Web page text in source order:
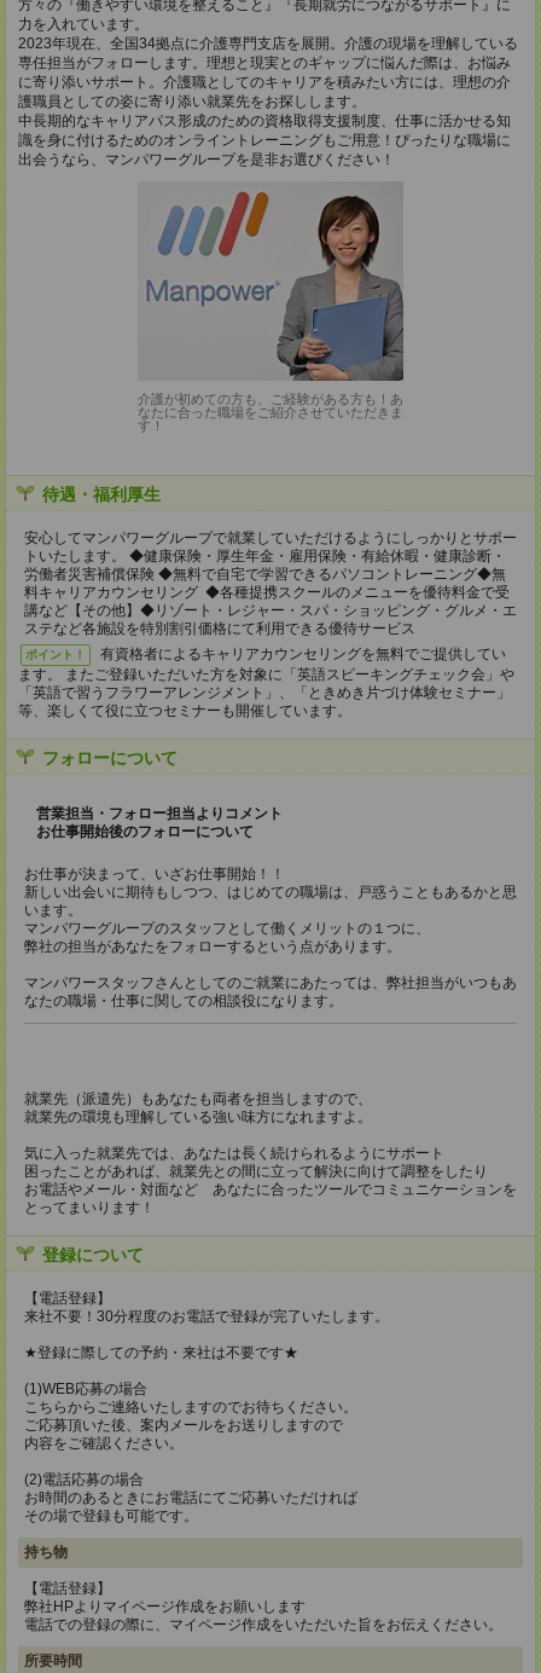
方々の『働きやすい環境を整えること』『長期就労につながるサポート』に
力を入れています。
2023年現在、全国34拠点に介護専門支店を展開。介護の現場を理解している
専任担当がフォローします。理想と現実とのギャップに悩んだ際は、お悩み
に寄り添いサポート。介護職としてのキャリアを積みたい方には、理想の介
護職員としての姿に寄り添い就業先をお探しします。
中長期的なキャリアパス形成のための資格取得支援制度、仕事に活かせる知
識を身に付けるためのオンライントレーニングもご用意！ぴったりな職場に
出会うなら、マンパワーグループを是非お選びください！
介護が初めての方も、ご経験がある方も！あ
なたに合った職場をご紹介させていただきま
す！
待遇・福利厚生
安心してマンパワーグループで就業していただけるようにしっかりとサポー
トいたします。 ◆健康保険・厚生年金・雇用保険・有給休暇・健康診断・
労働者災害補償保険 ◆無料で自宅で学習できるパソコントレーニング◆無
料キャリアカウンセリング ◆各種提携スクールのメニューを優待料金で受
講など【その他】◆リゾート・レジャー・スパ・ショッピング・グルメ・エ
ステなど各施設を特別割引価格にて利用できる優待サービス
ポイント！
有資格者によるキャリアカウンセリングを無料でご提供してい
ます。 またご登録いただいた方を対象に「英語スピーキングチェック会」や
「英語で習うフラワーアレンジメント」、「ときめき片づけ体験セミナー」
等、楽しくて役に立つセミナーも開催しています。
フォローについて
営業担当・フォロー担当よりコメント
お仕事開始後のフォローについて
お仕事が決まって、いざお仕事開始！！
新しい出会いに期待もしつつ、はじめての職場は、戸惑うこともあるかと思
います。
マンパワーグループのスタッフとして働くメリットの１つに、
弊社の担当があなたをフォローするという点があります。
マンパワースタッフさんとしてのご就業にあたっては、弊社担当がいつもあ
なたの職場・仕事に関しての相談役になります。
就業先（派遣先）もあなたも両者を担当しますので、
就業先の環境も理解している強い味方になれますよ。
気に入った就業先では、あなたは長く続けられるようにサポート
困ったことがあれば、就業先との間に立って解決に向けて調整をしたり
お電話やメール・対面など あなたに合ったツールでコミュニケーションを
とってまいります！
登録について
【電話登録】
来社不要！30分程度のお電話で登録が完了いたします。
★登録に際しての予約・来社は不要です★
(1)WEB応募の場合
こちらからご連絡いたしますのでお待ちください。
ご応募頂いた後、案内メールをお送りしますので
内容をご確認ください。
(2)電話応募の場合
お時間のあるときにお電話にてご応募いただければ
その場で登録も可能です。
持ち物
【電話登録】
弊社HPよりマイページ作成をお願いします
電話での登録の際に、マイページ作成をいただいた旨をお伝えください。
所要時間